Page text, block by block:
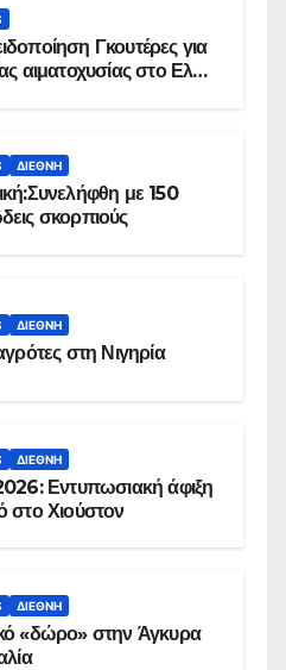
Γκουτέρες για
αιματοχυσίας στο Ελ
ΔΙΕΘΝΉ
με 150
σκορπιούς
ΔΙΕΘΝΉ
στη Νιγηρία
ΔΙΕΘΝΉ
Εντυπωσιακή άφιξη
στο Χιούστον
ΔΙΕΘΝΉ
«δώρο» στην Άγκυρα